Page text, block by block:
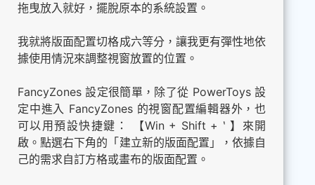
拖曳放入就好，擺脫原本的系統設置。
我就將版面配置切格成六等分，讓我更有彈性地依
據使用情況來調整視窗放置的位置。
FancyZones 設定很簡單，除了從 PowerToys 設
定中進入 FancyZones 的視窗配置編輯器外，也
可以用預設快捷鍵： 【Win + Shift + ‵ 】來開
啟。點選右下角的「建立新的版面配置」，依據自
己的需求自訂方格或畫布的版面配置。